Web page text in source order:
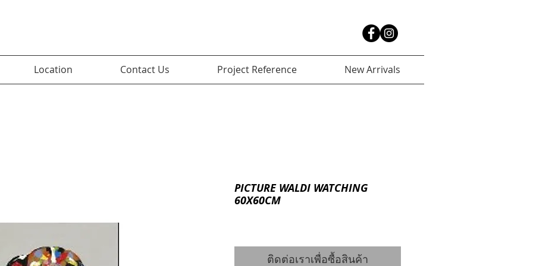
Location Contact Us Project Reference New Arrivals
PICTURE WALDI WATCHING
60X60CM
ติดต่อเราเพื่อซื้อสินค้า